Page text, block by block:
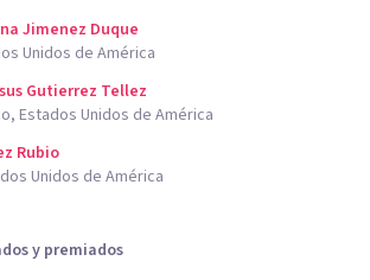
Jimenez Duque
Unidos de América
Gutierrez Tellez
Estados Unidos de América
Rubio
Unidos de América
y premiados